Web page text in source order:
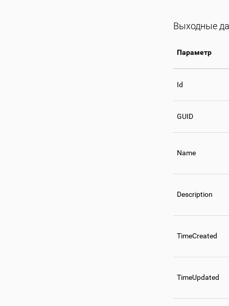
Выходные
Параметр
Id
GUID
Name
Description
TimeCreated
TimeUpdated